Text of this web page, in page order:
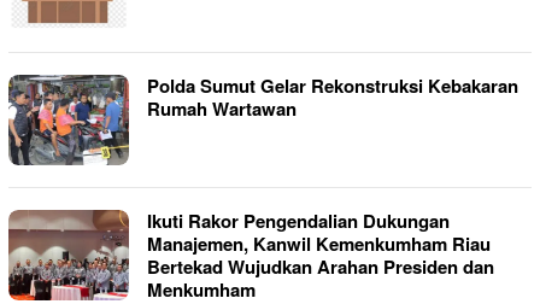
Polda Sumut Gelar Rekonstruksi Kebakaran
Rumah Wartawan
Ikuti Rakor Pengendalian Dukungan
Manajemen, Kanwil Kemenkumham Riau
Bertekad Wujudkan Arahan Presiden dan
Menkumham